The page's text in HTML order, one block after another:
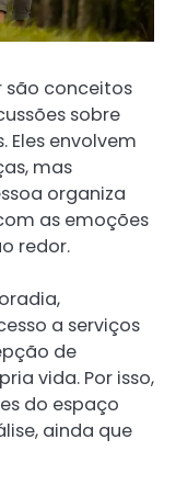
são conceitos
sobre
Eles envolvem
mas
organiza
as emoções
redor.
a serviços
de
vida. Por isso,
do espaço
ainda que